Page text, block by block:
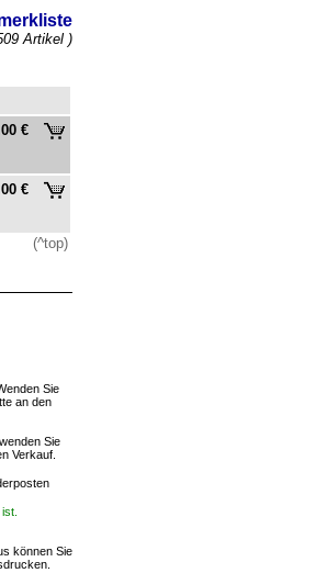
Artikel )
€
€
(^top)
Sie
an den
Sie
Verkauf.
können Sie